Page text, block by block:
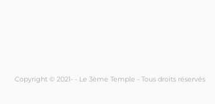
Copyright © 2021- - Le 3ème Temple - Tous droits réservés